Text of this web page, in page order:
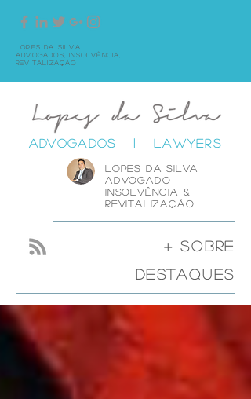
Lopes da Silva
Advogados,
Insolvência,
Revitalização
ADVOGADOS | LAWYERS
lOPES DA SIlva
advogado
insolvência &
revitalização
+ sobre
destaques